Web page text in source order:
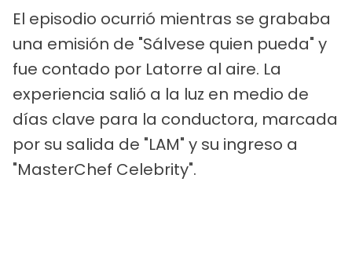
El episodio ocurrió mientras se grababa
una emisión de "Sálvese quien pueda" y
fue contado por Latorre al aire. La
experiencia salió a la luz en medio de
días clave para la conductora, marcada
por su salida de "LAM" y su ingreso a
"MasterChef Celebrity".